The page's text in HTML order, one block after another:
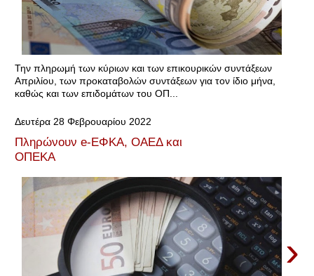
Την πληρωμή των κύριων και των επικουρικών συντάξεων
Απριλίου, των προκαταβολών συντάξεων για τον ίδιο μήνα,
καθώς και των επιδομάτων του ΟΠ...
Δευτέρα 28 Φεβρουαρίου 2022
Πληρώνουν e-ΕΦΚΑ, ΟΑΕΔ και
ΟΠΕΚΑ
›